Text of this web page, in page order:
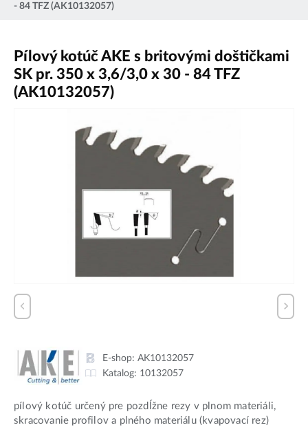
- 84 TFZ (AK10132057)
Pílový kotúč AKE s britovými doštičkami
SK pr. 350 x 3,6/3,0 x 30 - 84 TFZ
(AK10132057)
E-shop: AK10132057
Katalog: 10132057
pílový kotúč určený pre pozdĺžne rezy v plnom materiáli,
skracovanie profilov a plného materiálu (kvapovací rez)